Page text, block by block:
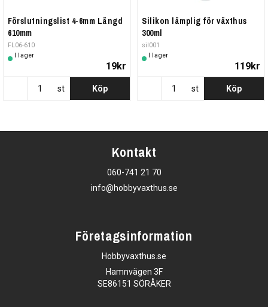
Förslutningslist 4-6mm Längd
610mm
FL06-610
I lager
19kr
st Köp
Silikon lämplig för växthus
300ml
sil001
I lager
119kr
st Köp
Kontakt
060-741 21 70
info@hobbyvaxthus.se
Företagsinformation
Hobbyvaxthus.se
Hamnvägen 3F
SE86151 SÖRÅKER